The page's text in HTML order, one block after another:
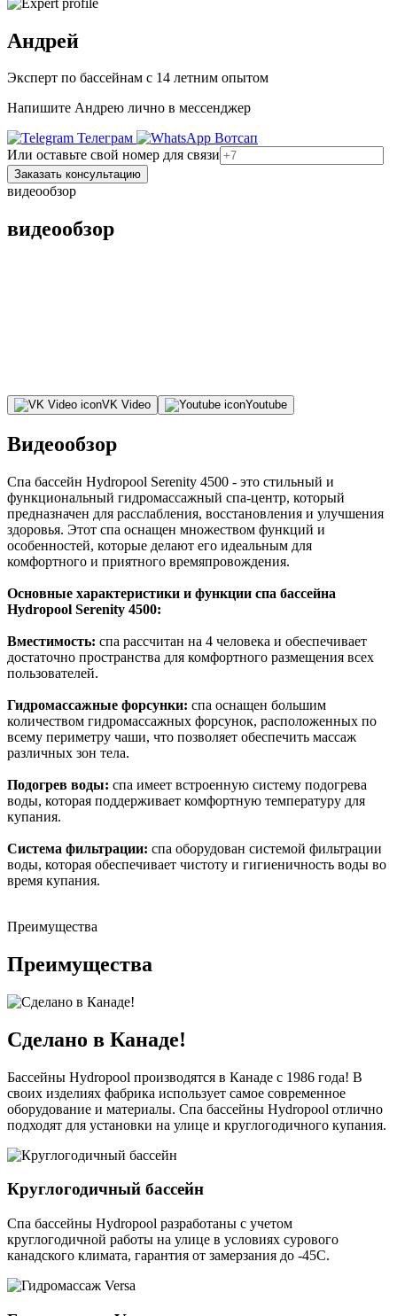
Андрей
Эксперт по бассейнам с 14 летним опытом
Напишите Андрею лично в мессенджер
Телеграм
Вотсап
Или оставьте свой номер для связи
Заказать консультацию
видеообзор
видеообзор
VK Video Youtube
Видеообзор
Спа бассейн Hydropool Serenity 4500 - это стильный и
функциональный гидромассажный спа-центр, который
предназначен для расслабления, восстановления и улучшения
здоровья. Этот спа оснащен множеством функций и
особенностей, которые делают его идеальным для
комфортного и приятного времяпровождения.
Основные характеристики и функции спа бассейна
Hydropool Serenity 4500:
Вместимость: спа рассчитан на 4 человека и обеспечивает
достаточно пространства для комфортного размещения всех
пользователей.
Гидромассажные форсунки: спа оснащен большим
количеством гидромассажных форсунок, расположенных по
всему периметру чаши, что позволяет обеспечить массаж
различных зон тела.
Подогрев воды: спа имеет встроенную систему подогрева
воды, которая поддерживает комфортную температуру для
купания.
Система фильтрации: спа оборудован системой фильтрации
воды, которая обеспечивает чистоту и гигиеничность воды во
время купания.
Преимущества
Преимущества
Сделано в Канаде!
Бассейны Hydropool производятся в Канаде с 1986 года! В
своих изделиях фабрика использует самое современное
оборудование и материалы. Спа бассейны Hydropool отлично
подходят для установки на улице и круглогодичного купания.
Круглогодичный бассейн
Спа бассейны Hydropool разработаны с учетом
круглогодичной работы на улице в условиях сурового
канадского климата, гарантия от замерзания до -45С.